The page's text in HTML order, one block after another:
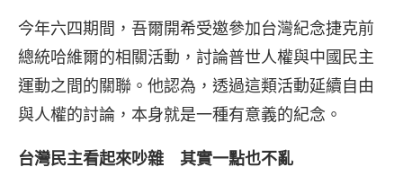
今年六四期間，吾爾開希受邀參加台灣紀念捷克前
總統哈維爾的相關活動，討論普世人權與中國民主
運動之間的關聯。他認為，透過這類活動延續自由
與人權的討論，本身就是一種有意義的紀念。
台灣民主看起來吵雜 其實一點也不亂